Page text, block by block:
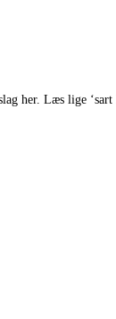
her. Læs lige